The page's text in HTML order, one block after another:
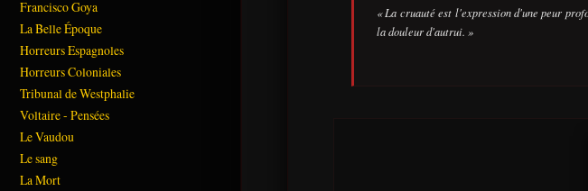
Francisco Goya
La Belle Époque
Horreurs Espagnoles
Horreurs Coloniales
Tribunal de Westphalie
Voltaire - Pensées
Le Vaudou
Le sang
La Mort
« La cruauté est l'expression d'une peur
la douleur d'autrui. »